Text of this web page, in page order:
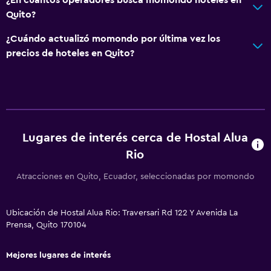
Sistema de entretenimiento
TV de pantalla plana
TV
Estacionamiento y transporte
Estacionamiento privado
Habitaciones para no fumadores disponibles
Quito?
¿Cuándo actualizó momondo por última vez los
precios de hoteles en Quito?
Lugares de interés cerca de Hostal Alua
Rio
Atracciones en Quito, Ecuador, seleccionadas por momondo
Ubicación de Hostal Alua Rio: Traversari Rd 122 Y Avenida La
Prensa, Quito 170104
Mejores lugares de interés